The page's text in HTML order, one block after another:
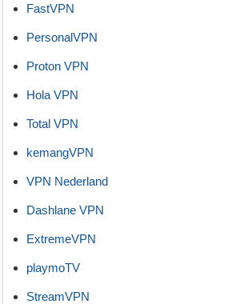
FastVPN
PersonalVPN
Proton VPN
Hola VPN
Total VPN
kemangVPN
VPN Nederland
Dashlane VPN
ExtremeVPN
playmoTV
StreamVPN